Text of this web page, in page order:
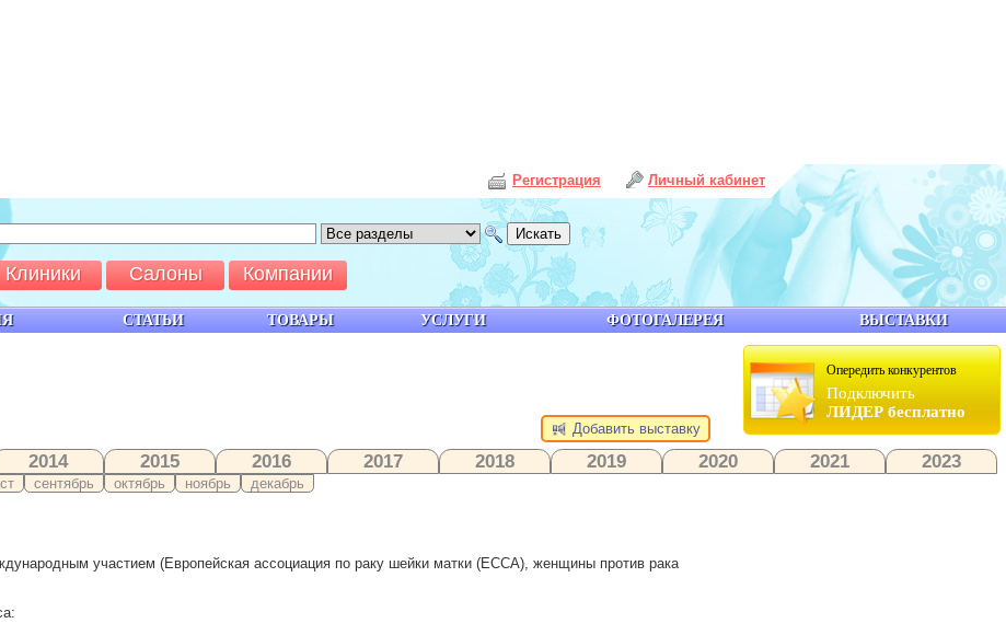
Опередить конкурентов
Подключить
ЛИДЕР бесплатно
Добавить выставку
2014 2015 2016 2017 2018 2019 2020 2021 2023
сентябрь октябрь ноябрь декабрь
участием (Европейская ассоциация по раку шейки матки (ЕССА), женщины против рака
СТАТЬИ ТОВАРЫ УСЛУГИ ФОТОГАЛЕРЕЯ ВЫСТАВКИ
Клиники Салоны Компании
Личный кабинет
Регистрация